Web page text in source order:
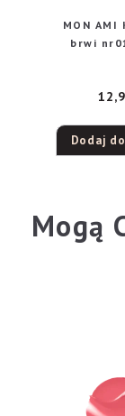
MON AMI
brwi
Dodaj
Mogą